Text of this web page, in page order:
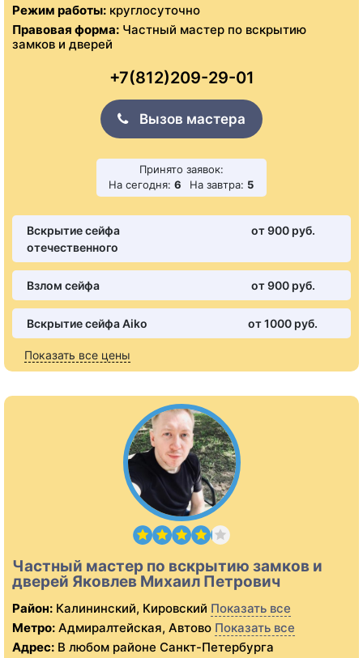
Режим работы: круглосуточно
Правовая форма: Частный мастер по вскрытию
замков и дверей
+7(812)209-29-01
Вызов мастера
Принято заявок:
На сегодня: 6 На завтра: 5
Вскрытие сейфа
отечественного
от 900 pуб.
Взлом сейфа от 900 pуб.
Вскрытие сейфа Aiko от 1000 pуб.
Показать все цены
Частный мастер по вскрытию замков и
дверей Яковлев Михаил Петрович
Район: Калининский, Кировский Показать все
Метро: Адмиралтейская, Автово Показать все
Адрес: В любом районе Санкт-Петербурга